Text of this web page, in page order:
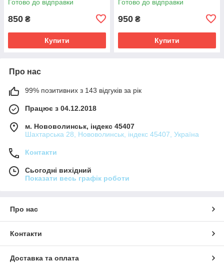
27*37, сюжет під срібло
Готово до відправки
850 ₴
Купити
15*18.
Готово до відправки
950 ₴
Купити
Про нас
99% позитивних з 143 відгуків за рік
Працює з 04.12.2018
м. Нововолинськ, індекс 45407
Шахтарська 28, Нововолинськ, індекс 45407, Україна
Контакти
Сьогодні вихідний
Показати весь графік роботи
Про нас
Контакти
Доставка та оплата